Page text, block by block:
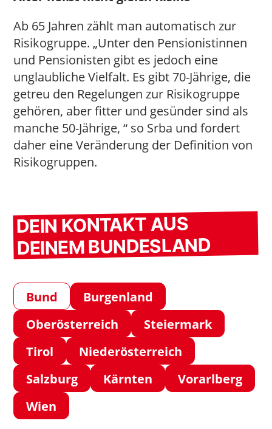
Ab 65 Jahren zählt man automatisch zur
Risikogruppe. „Unter den Pensionistinnen
und Pensionisten gibt es jedoch eine
unglaubliche Vielfalt. Es gibt 70-Jährige, die
getreu den Regelungen zur Risikogruppe
gehören, aber fitter und gesünder sind als
manche 50-Jährige, “ so Srba und fordert
daher eine Veränderung der Definition von
Risikogruppen.
DEIN KONTAKT AUS
DEINEM BUNDESLAND
Bund
Burgenland
Oberösterreich
Steiermark
Tirol
Niederösterreich
Salzburg
Kärnten
Vorarlberg
Wien